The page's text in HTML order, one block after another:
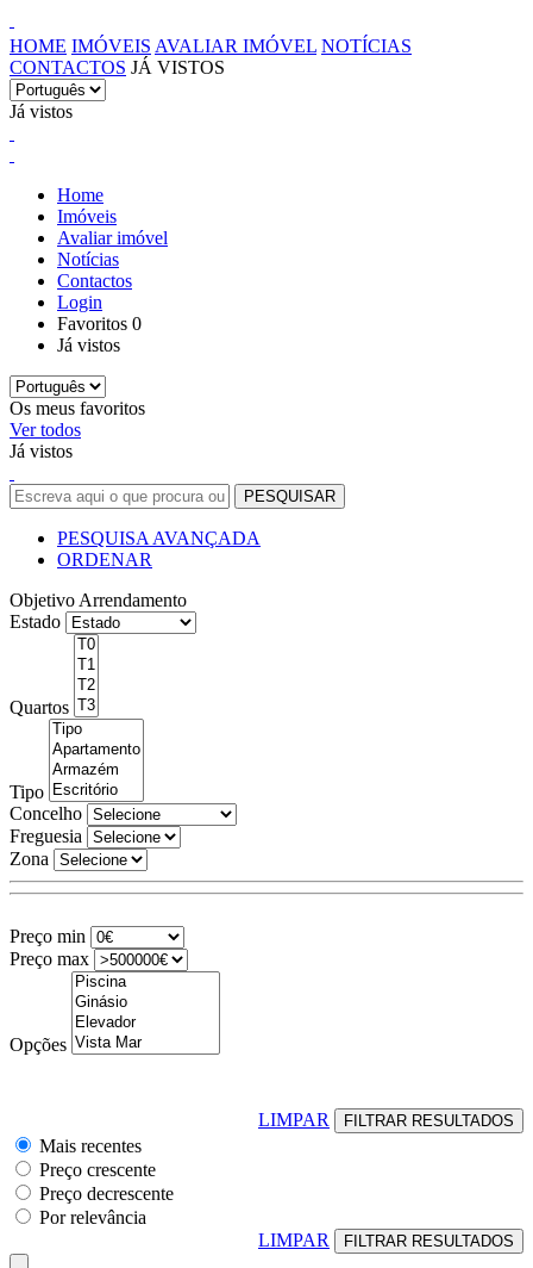
HOME IMÓVEIS AVALIAR IMÓVEL NOTÍCIAS
CONTACTOS JÁ VISTOS
Já vistos
Home
Imóveis
Avaliar imóvel
Notícias
Contactos
Login
Favoritos 0
Já vistos
Os meus favoritos
Ver todos
Já vistos
PESQUISA AVANÇADA
ORDENAR
Objetivo Arrendamento
Estado
Quartos
Tipo
Concelho
Freguesia
Zona
Preço min
Preço max
Opções
LIMPAR
Mais recentes
Preço crescente
Preço decrescente
Por relevância
LIMPAR